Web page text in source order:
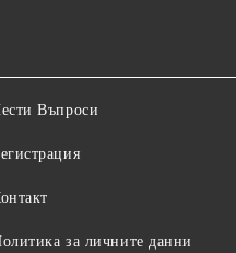
Въпроси
за личните данни